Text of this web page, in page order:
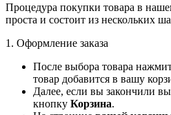
Процедура покупки товара в
проста и состоит из нескольких
1. Оформление заказа
После выбора товара
товар добавится в вашу
Далее, если вы закончили
кнопку Корзина.